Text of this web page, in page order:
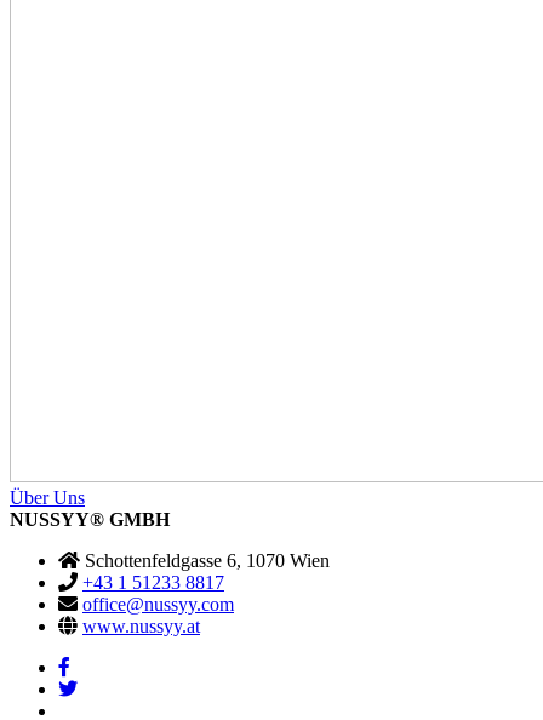
Über Uns
NUSSYY® GMBH
Schottenfeldgasse 6, 1070 Wien
+43 1 51233 8817
office@nussyy.com
www.nussyy.at